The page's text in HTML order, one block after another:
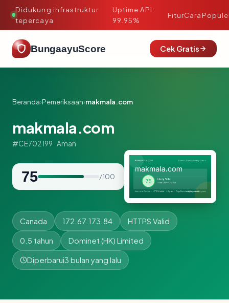
Didukung infrastruktur
tepercaya
·
Uptime API:
99.95%
FiturCara
BungaayuScore Cek Gratis
Beranda›Pemeriksaan›makmala.com
makmala.com
#CE702199 · Aman
75 / 100
Canada 172.67.173.84 HTTPS Valid
0.5 tahun Dominet (HK) Limited
Diperbarui3 bulan yang lalu